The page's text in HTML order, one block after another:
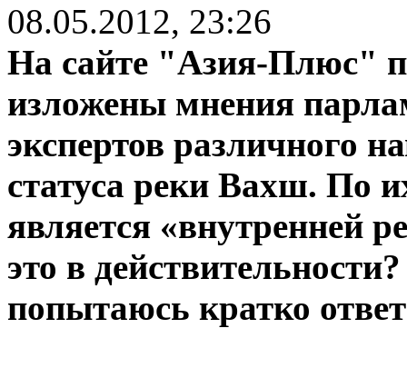
08.05.2012, 23:26
На сайте "Азия-Плюс"
изложены мнения
экспертов различного
статуса реки Вахш. По
является «внутренней
это в
попытаюсь кратко